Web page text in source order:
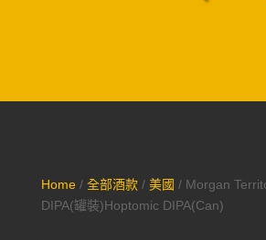
Home/ 全部酒款/ 美國 / Morgan
DIPA(罐裝)Hoptomic DIPA(Can)